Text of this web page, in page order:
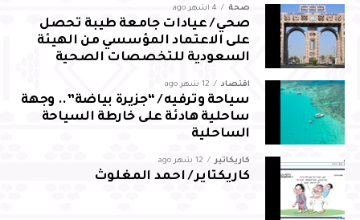
والالتزام بالمسؤوليات المنوطة به لضمان تحقيق أفضل النتائج
لقطاع المجاهدين بالمحافظة
صحة 4 أشهر ago
صحي / عيادات جامعة طيبة تحصل
على الاعتماد المؤسسي من الهيئة
السعودية للتخصصات الصحية
اقتصاد 12 شهر ago
سياحة وترفيه / “جزيرة بياضة”.. وجهة
ساحلية هادئة على خارطة السياحة
الساحلية
كاريكاتير 12 شهر ago
كاريكتاير / احمد المغلوث